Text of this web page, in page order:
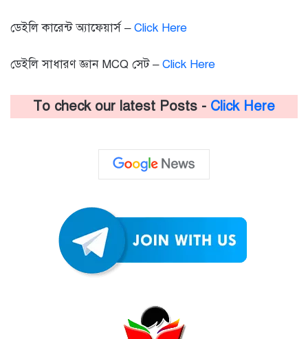
ডেইলি কারেন্ট অ্যাফেয়ার্স –Click Here
ডেইলি সাধারণ জ্ঞান MCQ সেট –Click Here
To check our latest Posts - Click Here